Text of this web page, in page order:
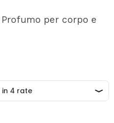
potrai fare i tuoi
lo stato dei tuoi ordini e
per corpo e